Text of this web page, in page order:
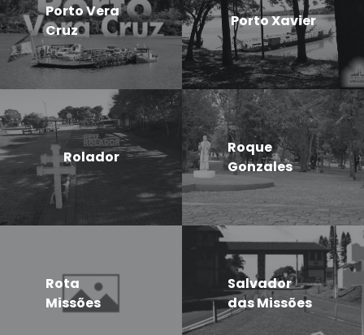
Porto Vera
Cruz
Porto Xavier
Rolador
Roque
Gonzales
Rota
Missões
Salvador
das Missões